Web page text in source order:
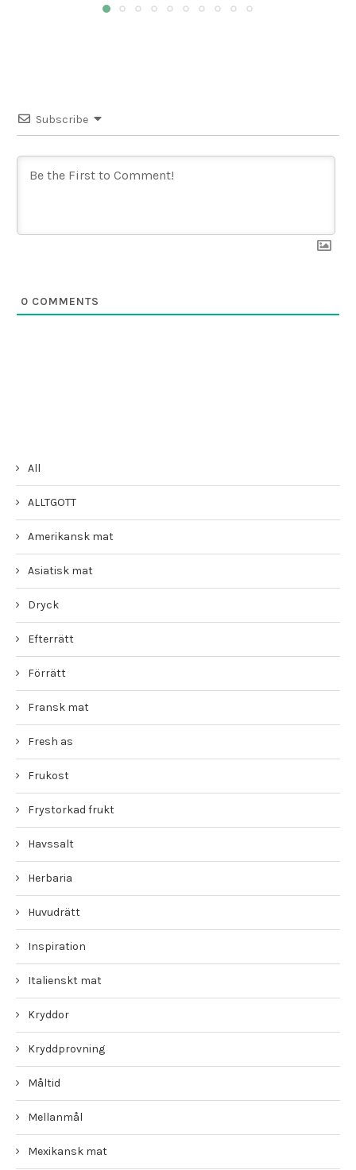
Subscribe
0 COMMENTS
All
ALLTGOTT
Amerikansk mat
Asiatisk mat
Dryck
Efterrätt
Förrätt
Fransk mat
Fresh as
Frukost
Frystorkad frukt
Havssalt
Herbaria
Huvudrätt
Inspiration
Italienskt mat
Kryddor
Kryddprovning
Måltid
Mellanmål
Mexikansk mat